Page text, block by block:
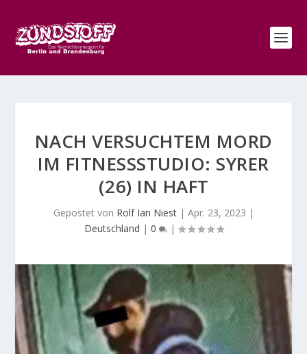
NACH VERSUCHTEM MORD
IM FITNESSSTUDIO: SYRER
(26) IN HAFT
Gepostet von Rolf Ian Niest| Apr. 23, 2023 |
Deutschland | 0 |